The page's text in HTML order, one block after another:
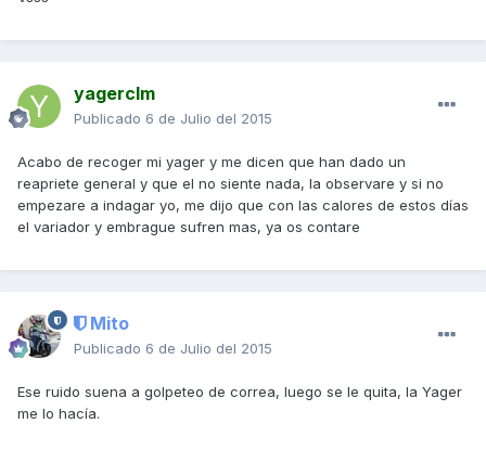
yagerclm
Publicado 6 de Julio del 2015
Acabo de recoger mi yager y me dicen que han dado un
reapriete general y que el no siente nada, la observare y si no
empezare a indagar yo, me dijo que con las calores de estos días
el variador y embrague sufren mas, ya os contare
Mito
Publicado 6 de Julio del 2015
Ese ruido suena a golpeteo de correa, luego se le quita, la Yager
me lo hacía.